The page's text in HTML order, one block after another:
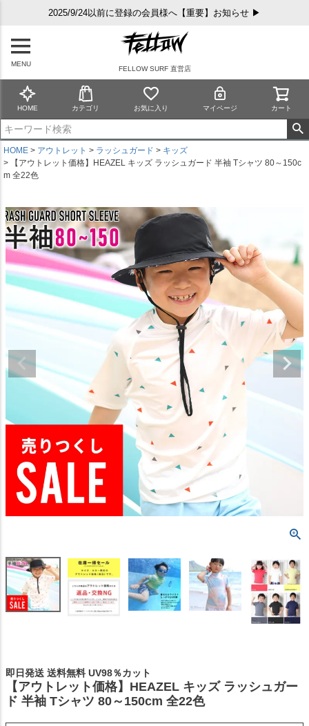
2025/9/24以前に登録の会員様へ【重要】お知らせ ▶
MENU
FELLOW SURF 直営店
HOME カテゴリ お気に入り マイページ カート
HOME アウトレット ラッシュガード
キッズ
【アウトレット価格】HEAZEL キッズ ラッシュガード 半袖 Tシャツ 80～150c
m 全22色
即日発送 送料無料 UV98％カット
【アウトレット価格】HEAZEL キッズ ラッシュガー
ド 半袖 Tシャツ 80～150cm 全22色